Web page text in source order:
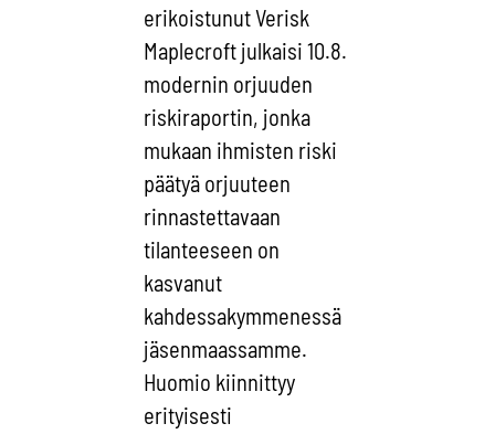
erikoistunut Verisk
Maplecroft julkaisi 10.8.
modernin orjuuden
riskiraportin, jonka
mukaan ihmisten riski
päätyä orjuuteen
rinnastettavaan
tilanteeseen on
kasvanut
kahdessakymmenessä
jäsenmaassamme.
Huomio kiinnittyy
erityisesti